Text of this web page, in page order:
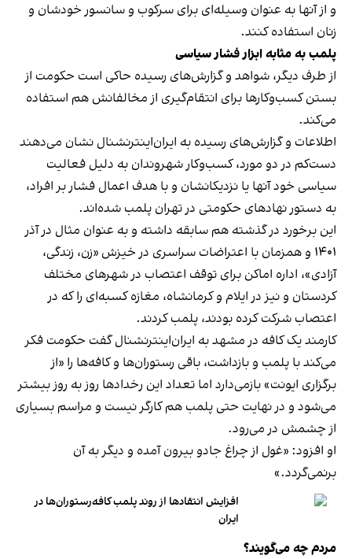
و از آنها به عنوان وسیله‌ای برای سرکوب و سانسور خودشان و
زنان استفاده کنند.
پلمب به مثابه ابزار فشار سیاسی
از طرف دیگر، شواهد و گزارش‌های رسیده حاکی است حکومت از
بستن کسب‌وکارها برای انتقام‌گیری از مخالفانش هم استفاده
می‌کند.
اطلاعات و گزارش‌های رسیده به ایران‌اینترنشنال نشان می‌دهند
دست‌کم در دو مورد، کسب‌وکار شهروندان به دلیل فعالیت
سیاسی خود آنها یا نزدیکانشان و با هدف اعمال فشار بر افراد،
به دستور نهادهای حکومتی در تهران پلمب شده‌اند.
این برخورد در گذشته هم سابقه داشته و به عنوان مثال در آذر
۱۴۰۱ و همزمان با اعتراضات سراسری در خیزش «زن، زندگی،
آزادی»، اداره اماکن برای توقف اعتصاب در شهرهای مختلف
کردستان و نیز در ایلام و کرمانشاه، مغازه کسبه‌ای را که در
اعتصاب شرکت کرده بودند، پلمب کردند.
کارمند یک کافه در مشهد به ایران‌اینترنشنال گفت حکومت فکر
می‌کند با پلمب و بازداشت، باقی رستوران‌ها و کافه‌ها را «از
برگزاری ایونت» بازمی‌دارد اما تعداد این رخدادها روز به روز بیشتر
می‌شود و در نهایت حتی پلمب هم کارگر نیست و مراسم بسیاری
از چشمش در می‌رود.
او افزود: «غول از چراغ جادو بیرون آمده و دیگر به آن
برنمی‎‌گردد.»
افزایش انتقادها از روند پلمب کافه‌رستوران‌ها در
ایران
مردم چه می‌گویند؟